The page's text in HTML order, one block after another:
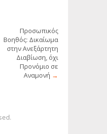
Προσωπικός
Βοηθός: Δικαίωμα
στην Ανεξάρτητη
Διαβίωση, όχι
Προνόμιο σε
Αναμονή →